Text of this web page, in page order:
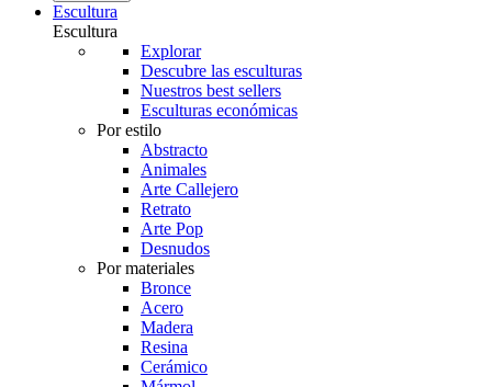
Escultura
Escultura
Explorar
Descubre las esculturas
Nuestros best sellers
Esculturas económicas
Por estilo
Abstracto
Animales
Arte Callejero
Retrato
Arte Pop
Desnudos
Por materiales
Bronce
Acero
Madera
Resina
Cerámico